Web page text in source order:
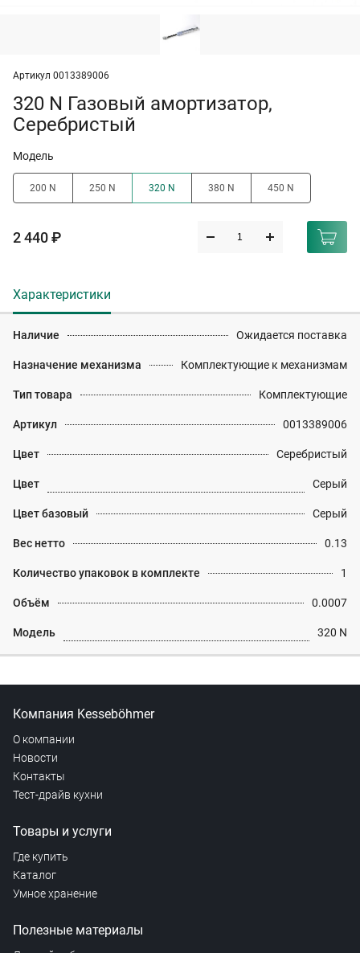
Артикул 0013389006
320 N Газовый амортизатор,
Серебристый
Модель
200 N 250 N 320 N 380 N 450 N
2 440 ₽
Характеристики
Наличие Ожидается поставка
Назначение механизма Комплектующие к механизмам
Тип товара Комплектующие
Артикул 0013389006
Цвет Серебристый
Цвет Серый
Цвет базовый Серый
Вес нетто 0.13
Количество упаковок в комплекте 1
Объём 0.0007
Модель 320 N
Компания Kesseböhmer
О компании
Новости
Контакты
Тест-драйв кухни
Товары и услуги
Где купить
Каталог
Умное хранение
Полезные материалы